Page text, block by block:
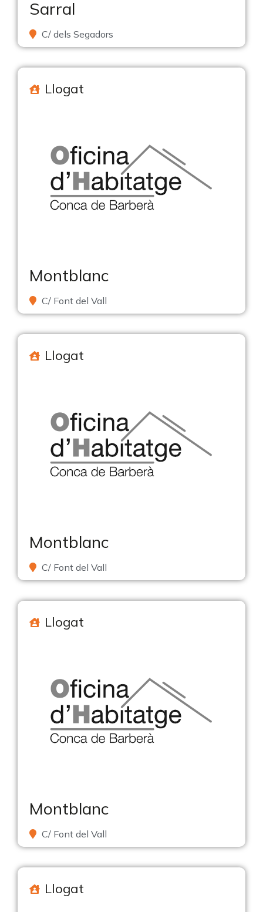
Sarral
C/ dels Segadors
Llogat
Montblanc
C/ Font del Vall
Llogat
Montblanc
C/ Font del Vall
Llogat
Montblanc
C/ Font del Vall
Llogat